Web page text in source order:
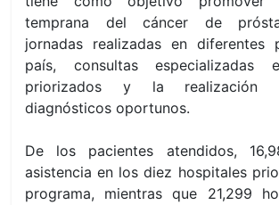
temprana del cáncer de
jornadas realizadas en diferentes
país, consultas especializadas
priorizados y la realización
diagnósticos oportunos.
De los pacientes atendidos,
asistencia en los diez hospitales
programa, mientras que 21,299